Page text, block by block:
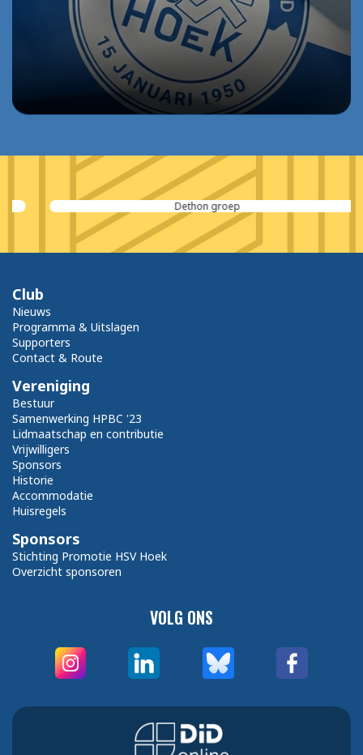
Dethon groep
VOLG ONS
Club
Nieuws
Programma & Uitslagen
Supporters
Contact & Route
Vereniging
Bestuur
Samenwerking HPBC '23
Lidmaatschap en contributie
Vrijwilligers
Sponsors
Historie
Accommodatie
Huisregels
Sponsors
Stichting Promotie HSV Hoek
Overzicht sponsoren